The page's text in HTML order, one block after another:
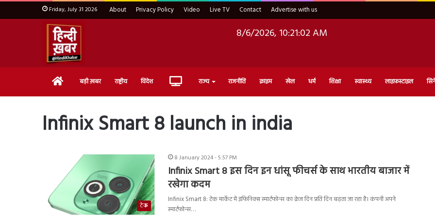
Friday, July 31 2026 About Privacy Policy Video Live TV Contact Advertise with us
8/6/2026, 10:21:03 AM
Home बड़ी ख़बर राष्ट्रीय विदेश Live राज्य राजनीति क्राइम खेल धर्म शिक्षा स्वास्थ्य लाइफ़स्टाइल
Infinix Smart 8 launch in india
टेक
8 January 2024 - 5:57 PM
Infinix Smart 8 इस दिन इन धांसू फीचर्स के साथ भारतीय बाजार में
रखेगा कदम
Infinix Smart 8: टेक मार्केट में इंफिनिक्स स्मार्टफोन्स का क्रेज दिन प्रति दिन बढ़ता जा रहा है। कंपनी अपने
स्मार्टफोन्स…